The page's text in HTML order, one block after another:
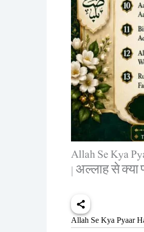
Allah Se Kya
| अल्लाह से क्या
Allah Se Kya Pyaar